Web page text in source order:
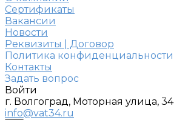
Сертификаты
Вакансии
Новости
Реквизиты | Договор
Политика конфиденциальности
Контакты
Задать вопрос
Войти
г. Волгоград, Моторная улица, 34
info@vat34.ru